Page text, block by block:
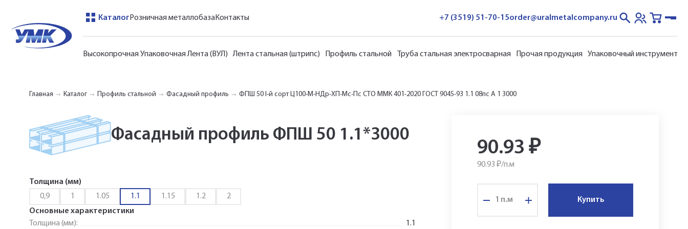
Каталог Розничная металлобазаКонтакты +7 (3519) 51-70-15order@uralmetalcompany.ru
Высокопрочная Упаковочная Лента (ВУЛ) Лента стальная (штрипс) Профиль стальной Труба стальная электросварная Прочая продукция Упаковочный инструмент
Главная Каталог Профиль стальной Фасадный профиль ФПШ 50 I-й сорт Ц100-М-НДр-ХП-Мс-Пс СТО ММК 401-2020 ГОСТ 9045-93 1.1 08пс A 1 3000
Фасадный профиль ФПШ 50 1.1*3000
Толщина (мм)
0,9
1 1.05 1.1 1.15 1.2
2
Основные характеристики
Толщина (мм):
1.1
90.93 ₽
90.93 ₽/п.м
п.м Купить